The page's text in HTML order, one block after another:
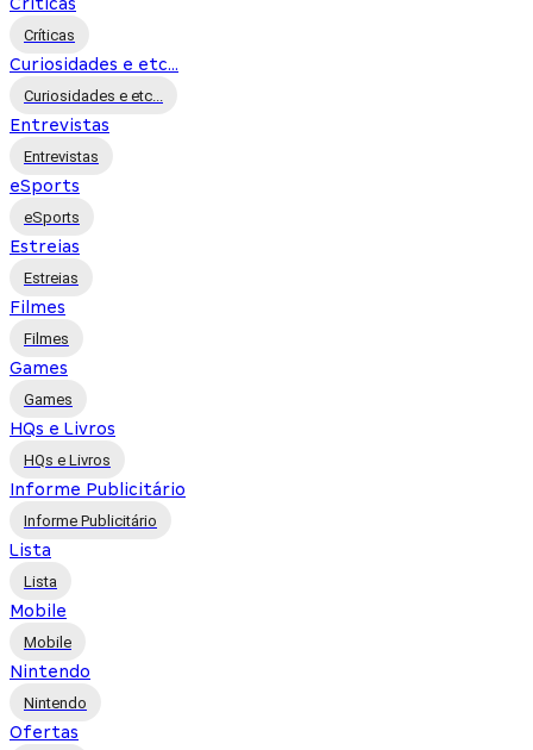
Críticas
Curiosidades e etc...
Curiosidades e etc...
Entrevistas
Entrevistas
eSports
eSports
Estreias
Estreias
Filmes
Filmes
Games
Games
HQs e Livros
HQs e Livros
Informe Publicitário
Informe Publicitário
Lista
Lista
Mobile
Mobile
Nintendo
Nintendo
Ofertas